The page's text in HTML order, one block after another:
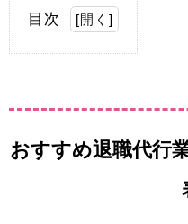
目次 [開く ]
おすすめ退職代行